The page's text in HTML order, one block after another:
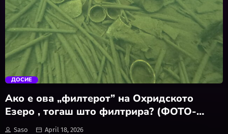
ЛОКАЛНИ ИЗБОРИ 2025
Локално
Македонија
Музика
trending_flat
ДОСИЕ
Ако е ова „филтерот” на Охридското
Езеро , тогаш што филтрира? (ФОТО-
ВИДЕО)
Saso April 18, 2026